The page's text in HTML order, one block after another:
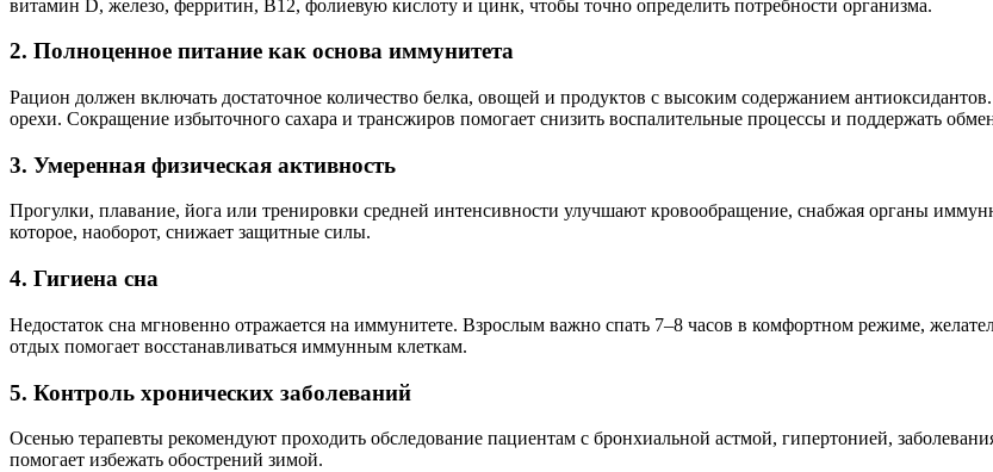
витамин D, железо, ферритин, В12, фолиевую кислоту и цинк, чтобы точно определить потребности организма.
2. Полноценное питание как основа иммунитета
Рацион должен включать достаточное количество белка, овощей и продуктов с высоким содержанием
орехи. Сокращение избыточного сахара и трансжиров помогает снизить воспалительные процессы и поддержать
3. Умеренная физическая активность
Прогулки, плавание, йога или тренировки средней интенсивности улучшают кровообращение, снабжая органы
которое, наоборот, снижает защитные силы.
4. Гигиена сна
Недостаток сна мгновенно отражается на иммунитете. Взрослым важно спать 7–8 часов в комфортном режиме,
отдых помогает восстанавливаться иммунным клеткам.
5. Контроль хронических заболеваний
Осенью терапевты рекомендуют проходить обследование пациентам с бронхиальной астмой, гипертонией,
помогает избежать обострений зимой.